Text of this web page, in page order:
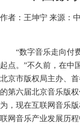
作者：王坤宁 来源：
“数字音乐走向付
起点。”不久前，在中
北京市版权局主办、
的第六届北京音乐版
为，现在互联网音乐
联网音乐产业发展历程